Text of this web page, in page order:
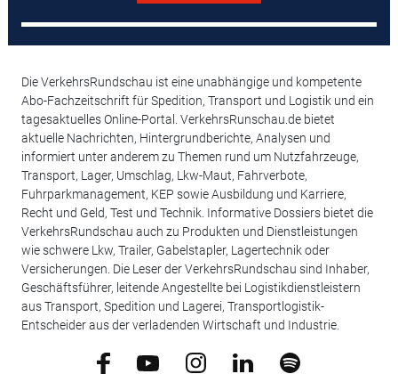
Die VerkehrsRundschau ist eine unabhängige und kompetente
Abo-Fachzeitschrift für Spedition, Transport und Logistik und ein
tagesaktuelles Online-Portal. VerkehrsRunschau.de bietet
aktuelle Nachrichten, Hintergrundberichte, Analysen und
informiert unter anderem zu Themen rund um Nutzfahrzeuge,
Transport, Lager, Umschlag, Lkw-Maut, Fahrverbote,
Fuhrparkmanagement, KEP sowie Ausbildung und Karriere,
Recht und Geld, Test und Technik. Informative Dossiers bietet die
VerkehrsRundschau auch zu Produkten und Dienstleistungen
wie schwere Lkw, Trailer, Gabelstapler, Lagertechnik oder
Versicherungen. Die Leser der VerkehrsRundschau sind Inhaber,
Geschäftsführer, leitende Angestellte bei Logistikdienstleistern
aus Transport, Spedition und Lagerei, Transportlogistik-
Entscheider aus der verladenden Wirtschaft und Industrie.